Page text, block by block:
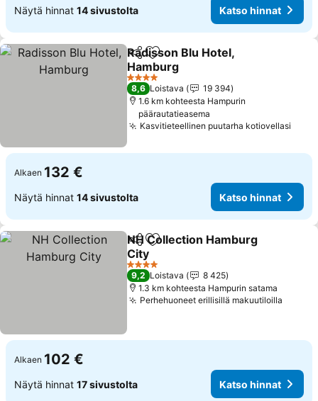
Näytä hinnat 14 sivustolta Katso hinnat
Jaa Lisää suosikkeihin
Radisson Blu Hotel,
Hamburg
Katso hinnat
4 Tähtiluokitus
8,6 Loistava
19 394
1.6 km kohteesta Hampurin
päärautatieasema
Kasvitieteellinen puutarha kotiovellasi
Alkaen 132 €
Näytä hinnat 14 sivustolta Katso hinnat
Jaa Lisää suosikkeihin
NH Collection Hamburg
City
Katso hinnat
4 Tähtiluokitus
9,2 Loistava
8 425
1.3 km kohteesta Hampurin satama
Perhehuoneet erillisillä makuutiloilla
Alkaen 102 €
Näytä hinnat 17 sivustolta Katso hinnat